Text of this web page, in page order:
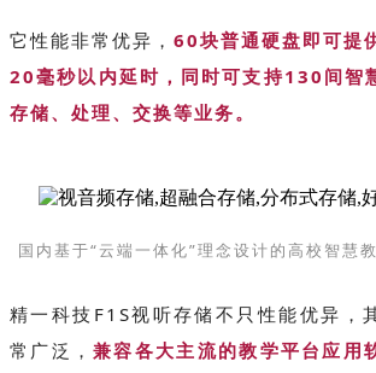
它性能非常优异， 60块普通硬盘即可提
20毫秒以内延时，同时可支持130间智
存储、处理、交换等业务。
国内基于“云端一体化”理念设计的高校智慧
精一科技F1S视听存储不只性能优异，
常广泛，兼容各大主流的教学平台应用